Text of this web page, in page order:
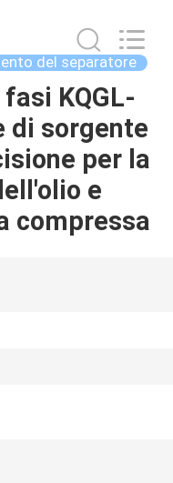
del separatore
KQGL-
di sorgente
per la
e
compressa